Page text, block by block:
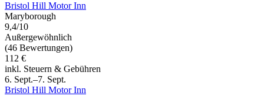
Bristol Hill Motor Inn
Maryborough
9,4/10
Außergewöhnlich
(46 Bewertungen)
112 €
inkl. Steuern & Gebühren
6. Sept.–7. Sept.
Bristol Hill Motor Inn